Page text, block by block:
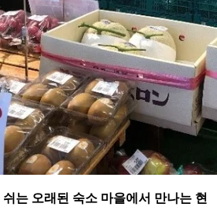
는 오래된 숙소 마을에서 만나는 현